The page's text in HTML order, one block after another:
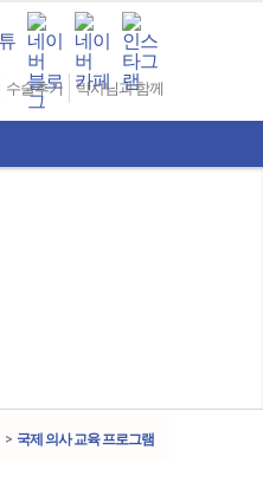
수술후기 박사님과 함께
국제 의사 교육 프로그램